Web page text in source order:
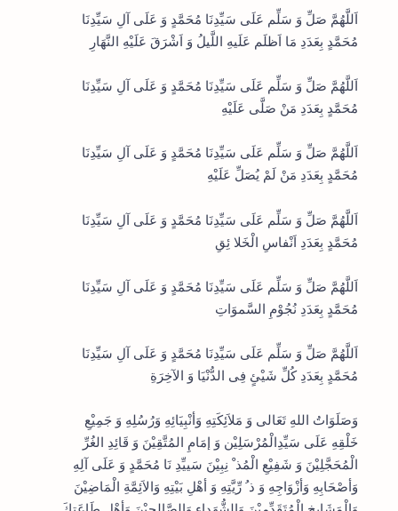
اَللَّهُمَّ صَلِّ وَ سَلِّم عَلَى سَيِّدِنَا مُحَمَّدٍ وَ عَلَى آلِ سَيِّدِنَا
مُحَمَّدٍ بِعَدَدِ مَا اَظلَم عَلَيهِ اللَّيلُ وَ اَشْرَقَ عَلَيْهِ النَّهَارِ
اَللَّهُمَّ صَلِّ وَ سَلِّم عَلَى سَيِّدِنَا مُحَمَّدٍ وَ عَلَى آلِ سَيِّدِنَا
مُحَمَّدٍ بِعَدَدِ مَنْ صَلَّى عَلَيْهِ
اَللَّهُمَّ صَلِّ وَ سَلِّم عَلَى سَيِّدِنَا مُحَمَّدٍ وَ عَلَى آلِ سَيِّدِنَا
مُحَمَّدٍ بِعَدَدِ مَنْ لَمْ يُصَلِّ عَلَيْهِ
اَللَّهُمَّ صَلِّ وَ سَلِّم عَلَى سَيِّدِنَا مُحَمَّدٍ وَ عَلَى آلِ سَيِّدِنَا
مُحَمَّدٍ بِعَدَدِ اَنْفاسِ الْخَلا ئِقِ
اَللَّهُمَّ صَلِّ وَ سَلِّم عَلَى سَيِّدِنَا مُحَمَّدٍ وَ عَلَى آلِ سَيِّدِنَا
مُحَمَّدٍ بِعَدَدِ نُجُوْمِ السَّموَاتِ
اَللَّهُمَّ صَلِّ وَ سَلِّم عَلَى سَيِّدِنَا مُحَمَّدٍ وَ عَلَى آلِ سَيِّدِنَا
مُحَمَّدٍ بِعَدَدِ كُلِّ شَيْئٍ فِى الدُّنْيَا وَ الآخِرَةِ
وَصَلَوَاتُ اللهِ تَعَالى وَ مَلاَئِكَتِهِ وَأنْبِيَائِهِ وَرُسُلِهِ وَ جَمِيْعِ
خَلْقِهِ عَلَى سَيِّدِالْمُرْس­َلِيْن وَ إمَامِ المُتَّقِيْنَ وَ قَائِدِ الغُرِّ
الْمُحَجَّلِيْن­َ وَ شَفِيْعِ الْمُذ ْ نِبِيْنَ سَييِّدِ نَا مُحَمَّدٍ وَ عَلَى آلِهِ
وَأصْحَابِهِ وَأزْوَاجِهِ وَ ذ ُ رِّيَّتِهِ وَ أهْلِ بَيْتِهِ وَالاَئِمَّةِ الْمَاضِيْنَ